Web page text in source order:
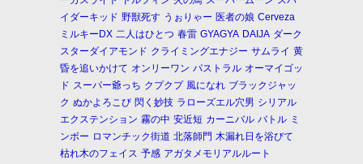
イダーキッド 野獣死す うぉりゃー 医者の娘 Cerveza
ミルキーDX 二人はひとつ 春雷 GYAGYA DAIJA ダーク
スターダイアモンド クライミングエナジー サムライ 黄
昏を追いかけて オンリーワン パストラル オーマイゴッ
ド スーパー爺っち クプクプ 風になれ ブラックジャッ
ク ぬかよろこび 閃く妙技 ラローズエル穴男 シリアル
エクステンション 霧の中 安近短 カーニバル バトル ミ
ンボー ロマンチック街道 北落師門 木漏れ日を浴びて
枯れ木のフェイス 予感 アガタメモリアルルート